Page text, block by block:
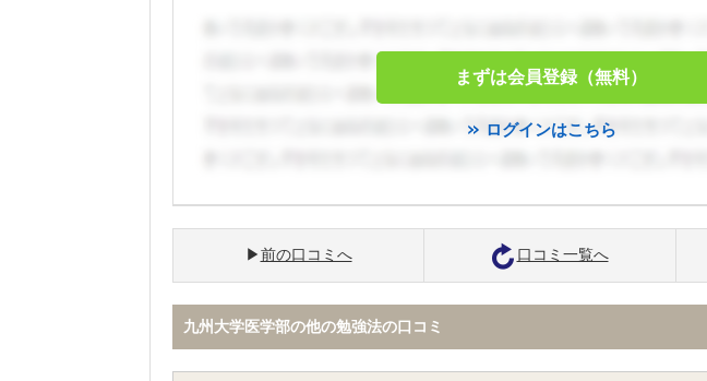
まずは会員登録（無料）
ログインはこちら
前の口コミへ 口コミ一覧へ
九州大学医学部の他の勉強法の口コミ